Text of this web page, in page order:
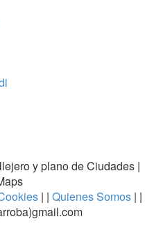
y plano de Ciudades|
| | Quienes Somos | |